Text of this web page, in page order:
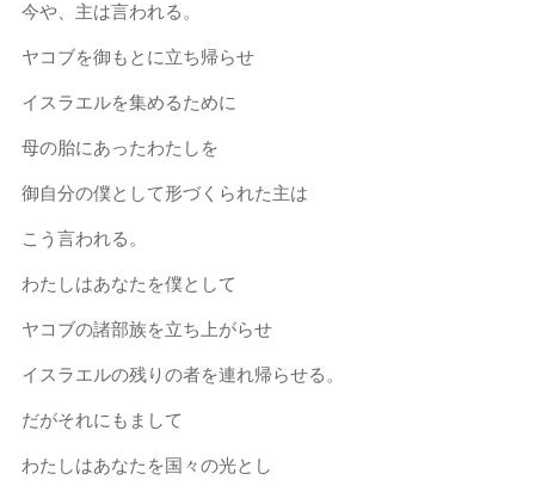
今や、主は言われる。
ヤコブを御もとに立ち帰らせ
イスラエルを集めるために
母の胎にあったわたしを
御自分の僕として形づくられた主は
こう言われる。
わたしはあなたを僕として
ヤコブの諸部族を立ち上がらせ
イスラエルの残りの者を連れ帰らせる。
だがそれにもまして
わたしはあなたを国々の光とし